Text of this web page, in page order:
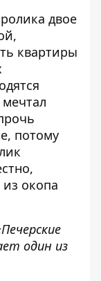
двое
,
квартиры
потому
окопа
один из